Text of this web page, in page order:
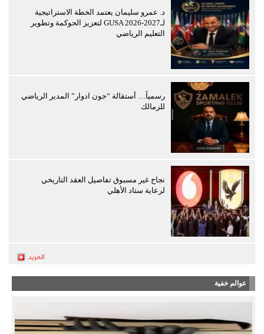
د. عمرو سليمان يعتمد الخطة الاستراتيجية
لـGUSA 2026-2027 لتعزيز الحوكمة وتطوير
التعليم الرياضي
رسمياً… أستقالة “جون ادوار” المدير الرياضي
للزمالك
نجاح غير مسبوق تفاصيل العقد التاريخي
لرعاية ستاد الأهلي
عوالم خفية